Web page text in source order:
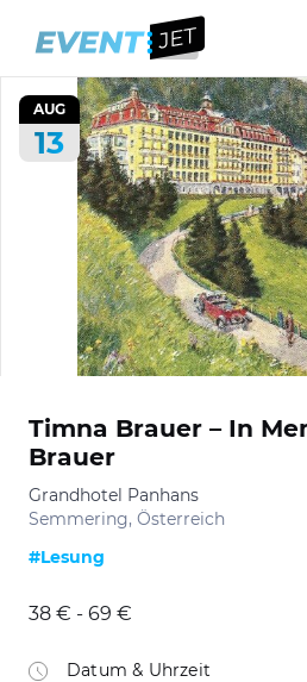
AUG
13
Timna Brauer – In
Brauer
Grandhotel Panhans
Semmering, Österreich
#Lesung
38 € - 69 €
Datum & Uhrzeit